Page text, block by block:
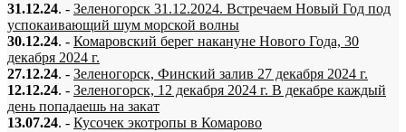
31.12.24. - Зеленогорск 31.12.2024. Встречаем Новый Год под
успокаивающий шум морской волны
30.12.24. - Комаровский берег накануне Нового Года, 30
декабря 2024 г.
27.12.24. - Зеленогорск, Финский залив 27 декабря 2024 г.
12.12.24. - Зеленогорск, 12 декабря 2024 г. В декабре каждый
день попадаешь на закат
13.07.24. - Кусочек экотропы в Комарово